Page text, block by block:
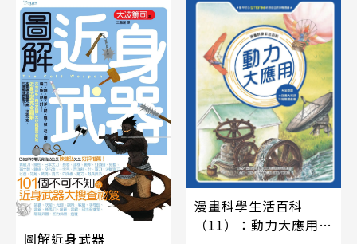
圖解近身武器
漫畫科學生活百科
（11）：動力大應用